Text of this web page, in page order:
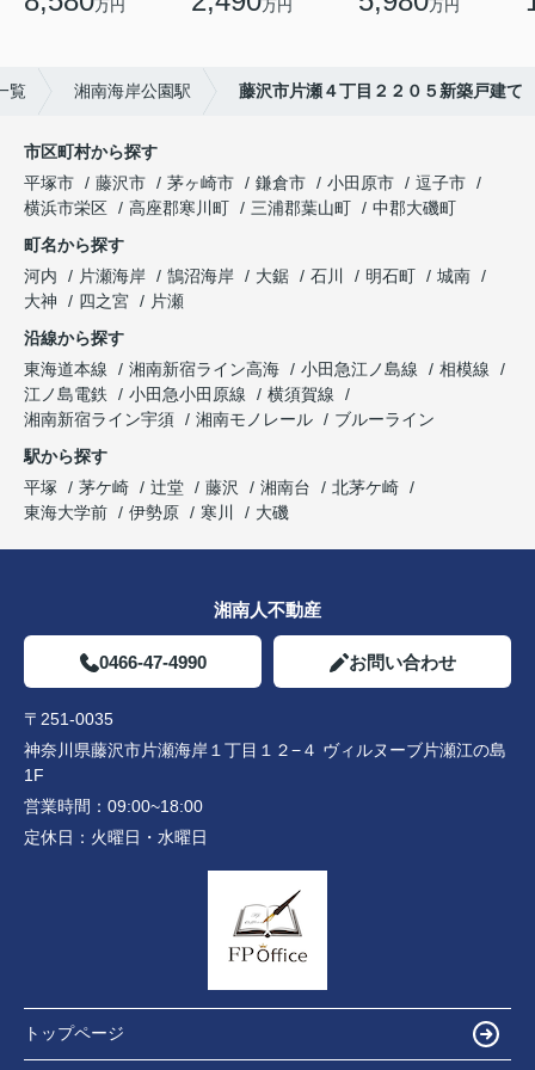
万円 万円 万円
覧 湘南海岸公園駅 藤沢市片瀬４丁目２２０５新築戸建て
市区町村から探す
平塚市
藤沢市 茅ヶ崎市 鎌倉市 小田原市
逗子市
横浜市栄区
高座郡寒川町 三浦郡葉山町
中郡大磯町
町名から探す
河内
片瀬海岸 鵠沼海岸 大鋸 石川 明石町
城南
大神
四之宮
片瀬
沿線から探す
東海道本線
湘南新宿ライン高海 小田急江ノ島線
相模線
江ノ島電鉄
小田急小田原線
横須賀線
湘南新宿ライン宇須
湘南モノレール
ブルーライン
駅から探す
平塚
茅ケ崎 辻堂 藤沢 湘南台
北茅ケ崎
東海大学前
伊勢原 寒川 大磯
湘南人不動産
0466-47-4990 お問い合わせ
〒251-0035
神奈川県藤沢市片瀬海岸１丁目１２−４ ヴィルヌーブ片瀬江の島
1F
営業時間： 09:00~18:00
定休日： 火曜日・水曜日
トップページ